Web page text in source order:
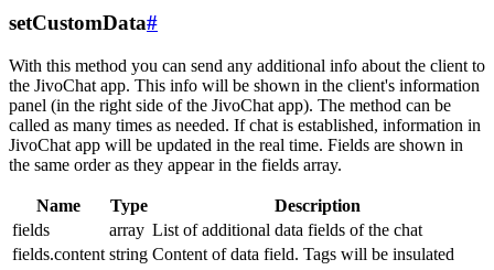
setCustomData#
With this method you can send any additional info about the client to
the JivoChat app. This info will be shown in the client's information
panel (in the right side of the JivoChat app). The method can be
called as many times as needed. If chat is established, information in
JivoChat app will be updated in the real time. Fields are shown in
the same order as they appear in the fields array.
Name Type
Description
fields
array List of additional data fields of the chat
fields.content string Content of data field. Tags will be insulated